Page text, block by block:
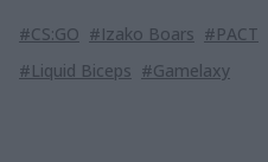
#CS:GO #Izako Boars #PACT
#Liquid Biceps #Gamelaxy